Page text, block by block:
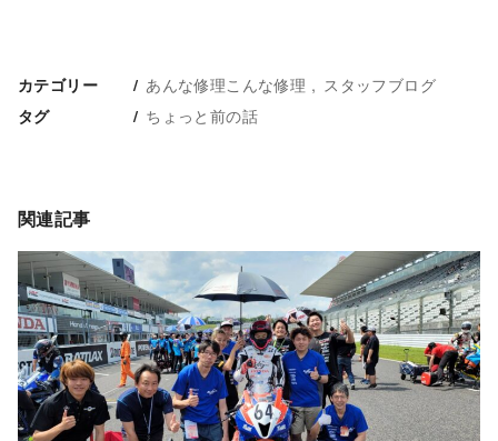
カテゴリー あんな修理こんな修理 スタッフブログ
タグ ちょっと前の話
関連記事